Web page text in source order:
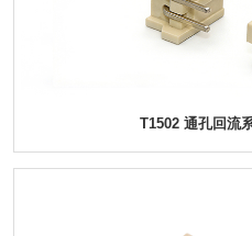
T1502 通孔回流